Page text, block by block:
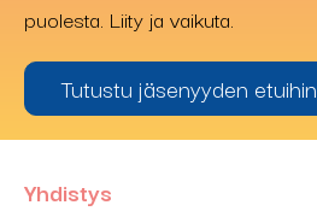
puolesta. Liity ja vaikuta.
Tutustu jäsenyyden etuihin
Yhdistys